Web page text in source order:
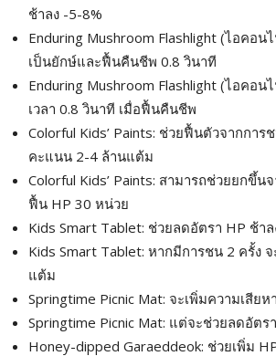
ช้าลง -5-8%
Enduring Mushroom Flashlight (ไอคอน
เป็นยักษ์และฟื้นคืนชีพ 0.8 วินาที
Enduring Mushroom Flashlight (ไอคอน
เวลา 0.8 วินาที เมื่อฟื้นคืนชีพ
Colorful Kids’ Paints: ช่วยฟื้นตัวจากการ
คะแนน 2-4 ล้านแต้ม
Colorful Kids’ Paints: สามารถช่วยยกขึ้น
ฟื้น HP 30 หน่วย
Kids Smart Tablet: ช่วยลดอัตรา HP ช้า
Kids Smart Tablet: หากมีการชน 2 ครั้ง
แต้ม
Springtime Picnic Mat: จะเพิ่มความเสีย
Springtime Picnic Mat: แต่จะช่วยลดอัตร
Honey-dipped Garaeddeok: ช่วยเพิ่ม